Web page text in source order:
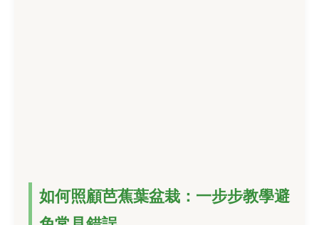
如何照顧芭蕉葉盆栽：一步步教學避